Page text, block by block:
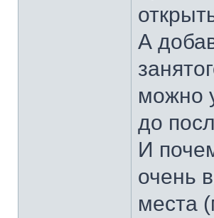
А
можно
до
И
очень
места